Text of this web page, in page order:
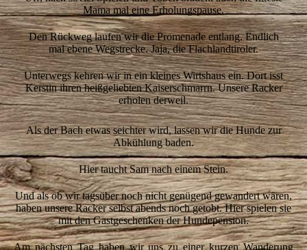
Mama mal eine Erholungspause.
Den Rückweg laufen wir die Promenade entlang. Endlich
mal ebene Wegstrecke. Jaja, die Flachlandtiroler.
Unterwegs kehren wir in ein kleines Wirtshaus ein. Dort isst
Kerstin ihren heißgeliebten Kaiserschmarrn. Unsere Racker
erholen derweil.
Als der Bach etwas seichter wird, lassen wir die Hunde zur
Abkühlung baden.
Hier taucht Sam nach einem Stein.
Und als ob wir tagsüber noch nicht genügend gewandert wären,
haben unsere Racker selbst abends noch getobt. Hier spielen sie
mit den Gastgeschenken der Hundepension.
Am nächsten Tag haben wir uns zu einer kurzen Wanderung